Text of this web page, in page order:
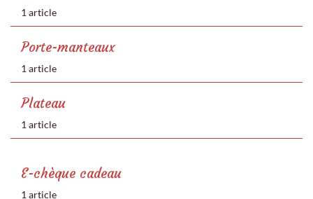
1 article
Porte-manteaux
1 article
Plateau
1 article
E-chèque cadeau
1 article